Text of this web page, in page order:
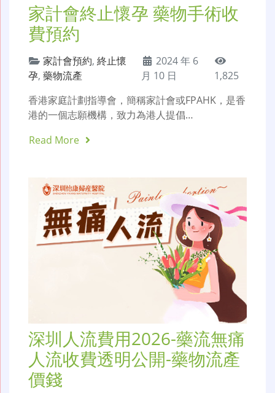
家計會終止懷孕 藥物手術收
費預約
家計會預約, 終止懷
孕, 藥物流產
2024 年 6
月 10 日
1,825
香港家庭計劃指導會，簡稱家計會或FPAHK，是香
港的一個志願機構，致力為港人提倡…
Read More
深圳人流費用2026-藥流無痛
人流收費透明公開-藥物流產
價錢